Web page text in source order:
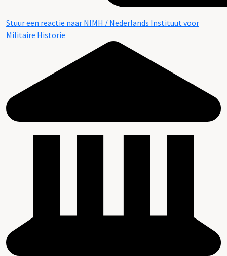
Stuur een reactie naar NIMH / Nederlands Instituut voor
Militaire Historie